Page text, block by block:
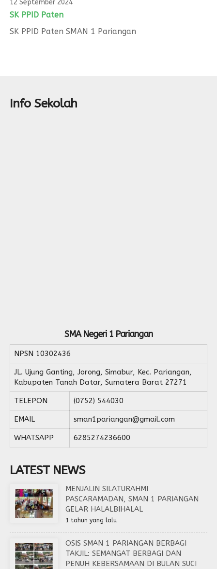
SOP Usulan Pensiun
Siswa
Kalender Akademik
12 September 2024
SK PPID Paten
SK PPID Paten SMAN 1 Pariangan
Info Sekolah
SMA Negeri 1 Pariangan
NPSN 10302436
JL. Ujung Ganting, Jorong, Simabur, Kec. Pariangan,
Kabupaten Tanah Datar, Sumatera Barat 27271
TELEPON (0752) 544030
EMAIL sman1pariangan@gmail.com
WHATSAPP 6285274236600
LATEST NEWS
MENJALIN SILATURAHMI
PASCARAMADAN, SMAN 1 PARIANGAN
GELAR HALALBIHALAL
1 tahun yang lalu
OSIS SMAN 1 PARIANGAN BERBAGI
TAKJIL: SEMANGAT BERBAGI DAN
PENUH KEBERSAMAAN DI BULAN SUCI